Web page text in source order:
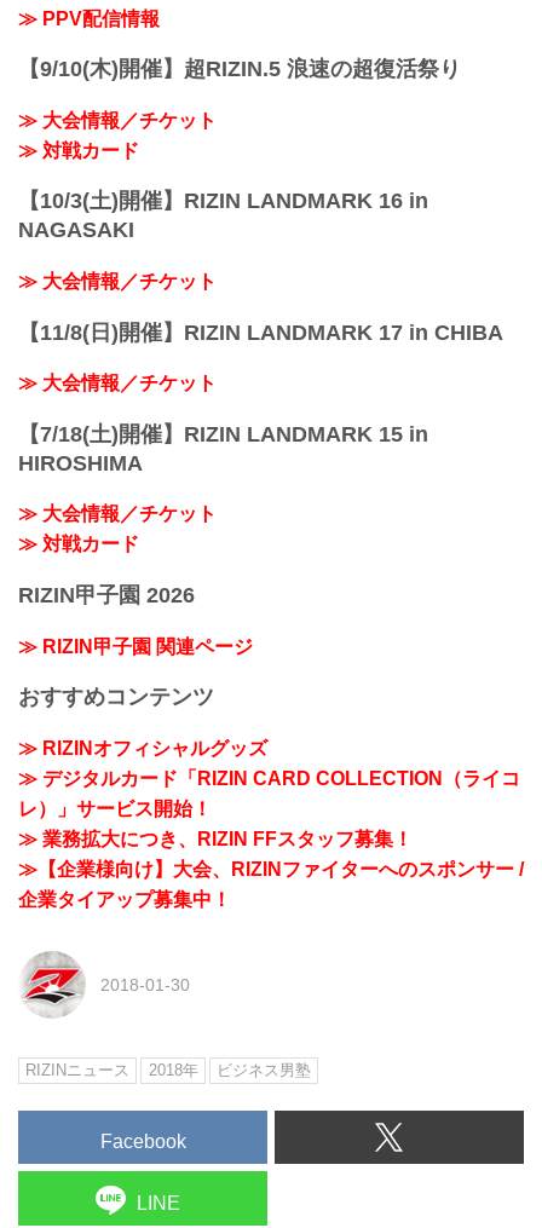
≫ PPV配信情報
【9/10(木)開催】超RIZIN.5 浪速の超復活祭り
≫ 大会情報／チケット
≫ 対戦カード
【10/3(土)開催】RIZIN LANDMARK 16 in
NAGASAKI
≫ 大会情報／チケット
【11/8(日)開催】RIZIN LANDMARK 17 in CHIBA
≫ 大会情報／チケット
【7/18(土)開催】RIZIN LANDMARK 15 in
HIROSHIMA
≫ 大会情報／チケット
≫ 対戦カード
RIZIN甲子園 2026
≫ RIZIN甲子園 関連ページ
おすすめコンテンツ
≫ RIZINオフィシャルグッズ
≫ デジタルカード「RIZIN CARD COLLECTION（ライコ
レ）」サービス開始！
≫ 業務拡大につき、RIZIN FFスタッフ募集！
≫【企業様向け】大会、RIZINファイターへのスポンサー /
企業タイアップ募集中！
2018-01-30
RIZINニュース 2018年 ビジネス男塾
Facebook
LINE